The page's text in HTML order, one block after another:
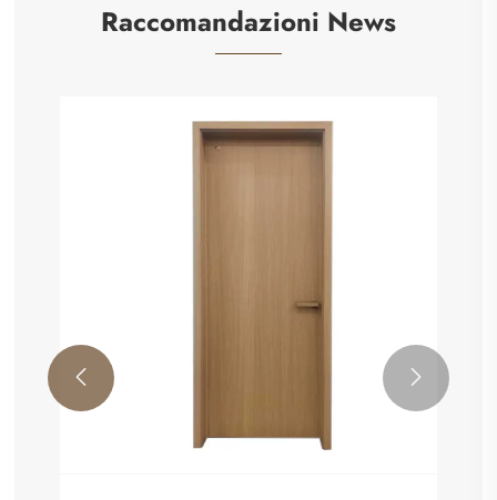
Raccomandazioni News
 